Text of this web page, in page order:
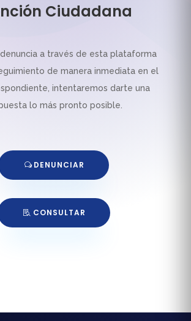
Ciudadana
denuncia a través de esta plataforma
de manera inmediata en el
intentaremos darte una
lo más pronto posible.
DENUNCIAR
CONSULTAR